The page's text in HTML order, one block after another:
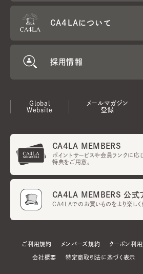
CA4LAについて
採用情報
Global
Website
メールマガジン
登録
CA4LA MEMBERS
ポイントサービスや会員ランクに応
特典をご用意。
CA4LA MEMBERS 公式
CA4LAでのお買いものをより楽しく
ご利用規約 メンバーズ規約 クーポン利
会社概要 特定商取引法に基づく表示